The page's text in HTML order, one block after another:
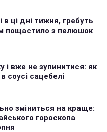
ці дні тижня, гребуть
пощастило з пелюшок
і вже не зупинитися: як
соусі сацебелі
зміниться на краще:
гороскопа